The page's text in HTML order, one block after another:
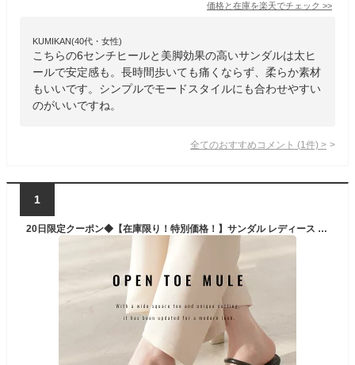
価格と在庫を楽天でチェック >>
KUMIKAN(40代・女性)
こちらの6センチヒールと美脚効果の高いサンダルは太ヒ
ールで安定感も。長時間歩いても痛くならず、柔らか素材
もいいです。シンプルでモードスタイルにも合わせやすい
のがいいですね。
全てのおすすめコメント (1 件) >
1
20日限定クーポン◆【在庫限り！特別価格！】サンダル レディース ミュールサンダル 歩きやすい 履きやすい 6センチヒール 幅広スクエアトゥ 太ヒール 変形ヒール ブラック ホワイト ブラウン 夏春 ワイドスクエアトゥ 黒 白 クッション ストラップ ルリアンプラス